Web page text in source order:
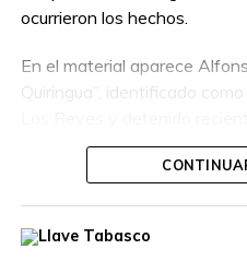
ocurrieron los hechos.
En el material aparece
Quiringua”, identificado
operativo interinstitucional
de la Defensa Nacional.
Unidos, que habían ofrecido